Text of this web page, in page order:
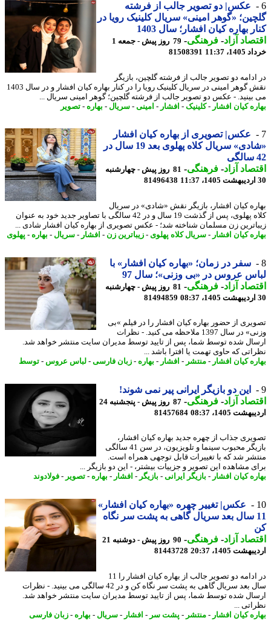
عکس| دو تصویر جالب از فرشته
«گوهر امینی» سریال کلینیک رویا در
بهاره کیان افشار؛ سال 1403
آزاد - فرهنگی-
79 روز پیش - جمعه 1
11:37
81508391
دو تصویر جالب از فرشته گلچین، بازیگر
نقش گوهر امینی در سریال کلینیک رویا را در کنار بهاره کیان افشار و در سال 1403
- عکس دو تصویر جالب از فرشته گلچین؛ گوهر امینی سریال ...
کیان افشار-کلینیک-افشار-امینی-سریال-بهاره-تصویر
عکس| تصویری از بهاره کیان افشار
«شادی» سریال کلاه پهلوی بعد 19 سال در
آزاد - فرهنگی-
81 روز پیش - چهارشنبه
81496438
کیان افشار، بازیگر نقش «شادی» در سریال
کلاه پهلوی، پس از گذشت 19 سال و در 42 سالگی با تصاویر جدید خود به عنوان
زن مسلمان شناخته شد؛ - عکس تصویری از بهاره کیان افشار شادی ...
کیان افشار-سریال کلاه پهلوی-زیباترین زن- افشار-سریال-بهاره-پهلوی
سفر در زمان؛ «بهاره کیان افشار» با
عروس در «بی وزنی»؛ سال 97
آزاد - فرهنگی-
81 روز پیش - چهارشنبه
81494859
از حضور بهاره کیان افشار را در فیلم »بی
وزنی» در سال 1397 ملاحظه می کنید. - نظرات
شده توسط شما، پس از تایید توسط مدیران سایت منتشر خواهد شد.
که حاوی تهمت یا افترا باشد ...
کیان افشار-منتشر-افشار-بهاره-زبان فارسی -لباس عروس -توسط
این دو بازیگر ایرانی پیر نمی شوند!
آزاد - فرهنگی-
87 روز پیش - پنجشنبه 24
1405، 08:37
81457684
جذاب از چهره جدید بهاره کیان افشار،
بازیگر محبوب سینما و تلویزیون، در سن 41 سالگی
شد که با تغییرات قابل توجهی همراه است.
مشاهده این تصویر و جزییات بیشتر، - این دو بازیگر ...
کیان افشار-بازیگر ایرانی- بازیگر-افشار-بهاره-تصویر-فولادوند
عکس| تغییر چهره «بهاره کیان افشار»
11 سال بعد سریال گاهی به پشت سر نگاه
آزاد - فرهنگی-
90 روز پیش - دوشنبه 21
1405، 20:37
81443728
در ادامه دو تصویر جالب از بهاره کیان افشار را 11
سال بعد سریال گاهی به پشت سر نگاه کن و در 42 سالگی می بینید. - نظرات
شده توسط شما، پس از تایید توسط مدیران سایت منتشر خواهد شد.
...
کیان افشار-منتشر-پشت سر-افشار-سریال-بهاره-زبان فارسی